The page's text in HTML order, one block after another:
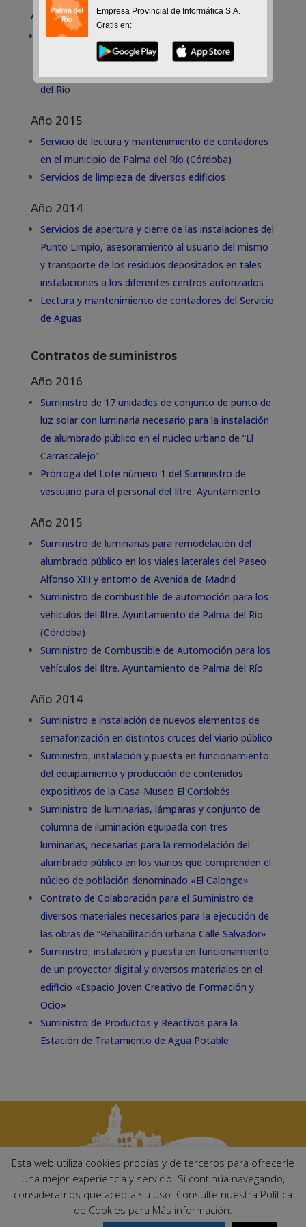
Año 2016
Gestión del Servicio Público de Funcionamiento,
Mantenimiento y Conservación de la Estación
del Río
Año 2015
Servicio de lectura y mantenimiento de contadores
en el municipio de Palma del Río (Córdoba)
Servicios de limpieza de diversos edificios
Año 2014
Servicios de apertura y cierre de las instalaciones del
Punto Limpio, asesoramiento al usuario del mismo
y transporte de los residuos depositados en tales
instalaciones a los diferentes centros autorizados
Lectura y mantenimiento de contadores del Servicio
de Aguas
Contratos de suministros
Año 2016
Suministro de 17 unidades de conjunto de punto de
luz solar con luminaria necesario para la instalación
de alumbrado público en el núcleo urbano de “El
Carrascalejo”
Prórroga del Lote número 1 del Suministro de
vestuario para el personal del Iltre. Ayuntamiento
Año 2015
Suministro de luminarias para remodelación del
alumbrado público en los viales laterales del Paseo
Alfonso XIII y entorno de Avenida de Madrid
Suministro de combustible de automoción para los
vehículos del Iltre. Ayuntamiento de Palma del Río
(Córdoba)
Suministro de Combustible de Automoción para los
vehículos del Iltre. Ayuntamiento de Palma del Río
Año 2014
Suministro e instalación de nuevos elementos de
semaforización en distintos cruces del viario público
Suministro, instalación y puesta en funcionamiento
del equipamiento y producción de contenidos
expositivos de la Casa-Museo El Cordobés
Suministro de luminarias, lámparas y conjunto de
columna de iluminación equipada con tres
luminarias, necesarias para la remodelación del
alumbrado público en los viarios que comprenden el
núcleo de población denominado «El Calonge»
Contrato de Colaboración para el Suministro de
diversos materiales necesarios para la ejecución de
las obras de “Rehabilitación urbana Calle Salvador»
Suministro, instalación y puesta en funcionamiento
de un proyector digital y diversos materiales en el
edificio «Espacio Joven Creativo de Formación y
Ocio»
Suministro de Productos y Reactivos para la
Estación de Tratamiento de Agua Potable
Ayuntamiento de Palma del Río. Plaza Mayor de Andalucía, 1 C.P:
14700 – Palma del Río (Córdoba)
Esta web utiliza cookies propias y de terceros para ofrecerle
una mejor experiencia y servicio. Si continúa navegando,
consideramos que acepta su uso. Consulte nuestra Política
de Cookies para Más información.
Empresa Provincial de Informática S.A.
Gratis en: